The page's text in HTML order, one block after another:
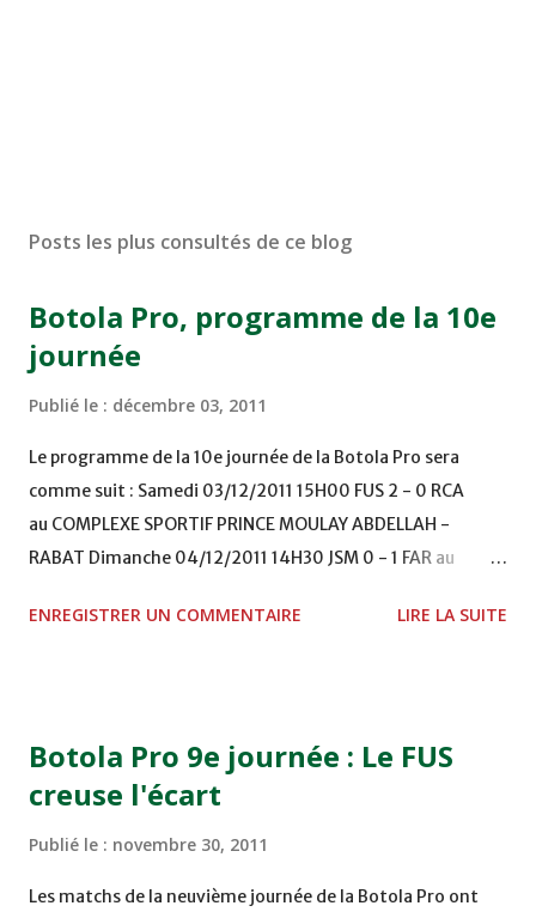
Posts les plus consultés de ce blog
Botola Pro, programme de la 10e
journée
Publié le : décembre 03, 2011
Le programme de la 10e journée de la Botola Pro sera
comme suit : Samedi 03/12/2011 15H00 FUS 2 - 0 RCA
au COMPLEXE SPORTIF PRINCE MOULAY ABDELLAH -
RABAT Dimanche 04/12/2011 14H30 JSM 0 - 1 FAR au
TERRAIN EL ABDI - EL JADIDA 16h30 OCK 0 - 1 HUSA
Mardi 06/12/2011 15H00 WAF - OCS au COMPLEXE SPORTIF
DE FES - FES WAC - MAS Reporté pour cause de finale de la
ENREGISTRER UN COMMENTAIRE LIRE LA SUITE
Botola Pro 9e journée : Le FUS
creuse l'écart
Publié le : novembre 30, 2011
Les matchs de la neuvième journée de la Botola Pro ont